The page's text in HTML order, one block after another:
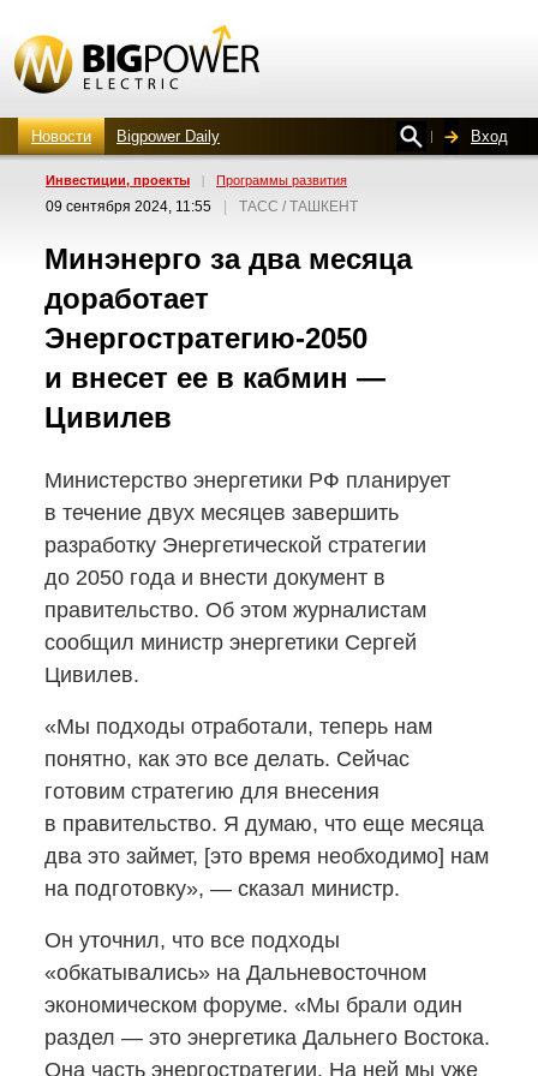
Новости Bigpower Daily Вход
Инвестиции, проекты | Программы развития
09 сентября 2024, 11:55 ТАСС / ТАШКЕНТ
Минэнерго за два месяца
доработает
Энергостратегию-2050
и внесет ее в кабмин —
Цивилев
Министерство энергетики РФ планирует
в течение двух месяцев завершить
разработку Энергетической стратегии
до 2050 года и внести документ в
правительство. Об этом журналистам
сообщил министр энергетики Сергей
Цивилев.
«Мы подходы отработали, теперь нам
понятно, как это все делать. Сейчас
готовим стратегию для внесения
в правительство. Я думаю, что еще месяца
два это займет, [это время необходимо] нам
на подготовку», — сказал министр.
Он уточнил, что все подходы
«обкатывались» на Дальневосточном
экономическом форуме. «Мы брали один
раздел — это энергетика Дальнего Востока.
Она часть энергостратегии. На ней мы уже